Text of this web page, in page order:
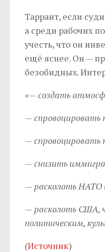
Таррант, если
а среди рабочих
учесть, что он
ещё яснее. Он —
безобидных.
«— создать
— спровоцировать
— спровоцировать
— снизить
— расколоть НАТО
— расколоть США,
политическим,
(Источник)